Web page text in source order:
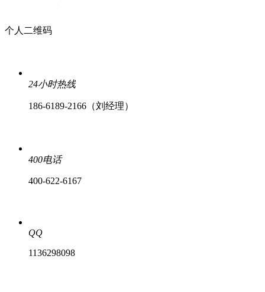
个人二维码
24小时热线
186-6189-2166（刘经理）
400电话
400-622-6167
QQ
1136298098